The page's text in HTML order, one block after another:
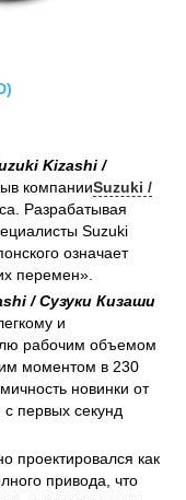
Kizashi /
компанииSuzuki /
Разрабатывая
Suzuki
означает
перемен».
/ Сузуки Кизаши
и
рабочим объемом
моментом в 230
новинки от
первых секунд
проектировался как
привода, что